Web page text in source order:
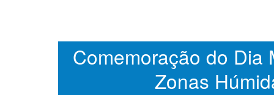
Comemoração do Dia
Zonas